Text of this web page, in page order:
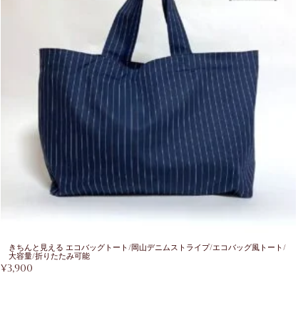
きちんと見える エコバッグトート/岡山デニムストライプ/エコバッグ風トート/
大容量/折りたたみ可能
¥3,900